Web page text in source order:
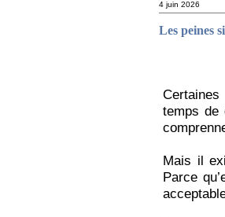
4 juin 2026
Les peines
temps de
Mais il
Parce